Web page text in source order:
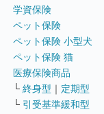
学資保険
ペット保険
ペット保険 小型犬
ペット保険 猫
医療保険商品
└ 終身型 ｜ 定期型
└ 引受基準緩和型